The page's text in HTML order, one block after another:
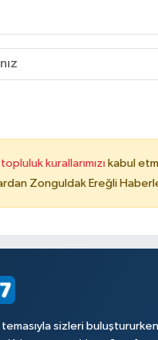
topluluk kurallarımızı kabul
Zonguldak Ereğli
sizleri